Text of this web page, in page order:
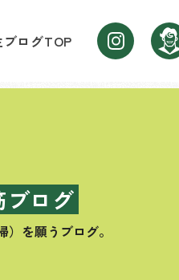
ログTOP
ログ
を願うブログ。